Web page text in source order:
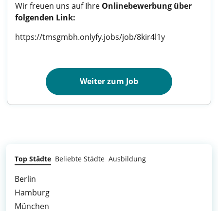
Wir freuen uns auf Ihre Onlinebewerbung über
folgenden Link:
https://tmsgmbh.onlyfy.jobs/job/8kir4l1y
Weiter zum Job
Top Städte Beliebte Städte Ausbildung
Berlin
Hamburg
München